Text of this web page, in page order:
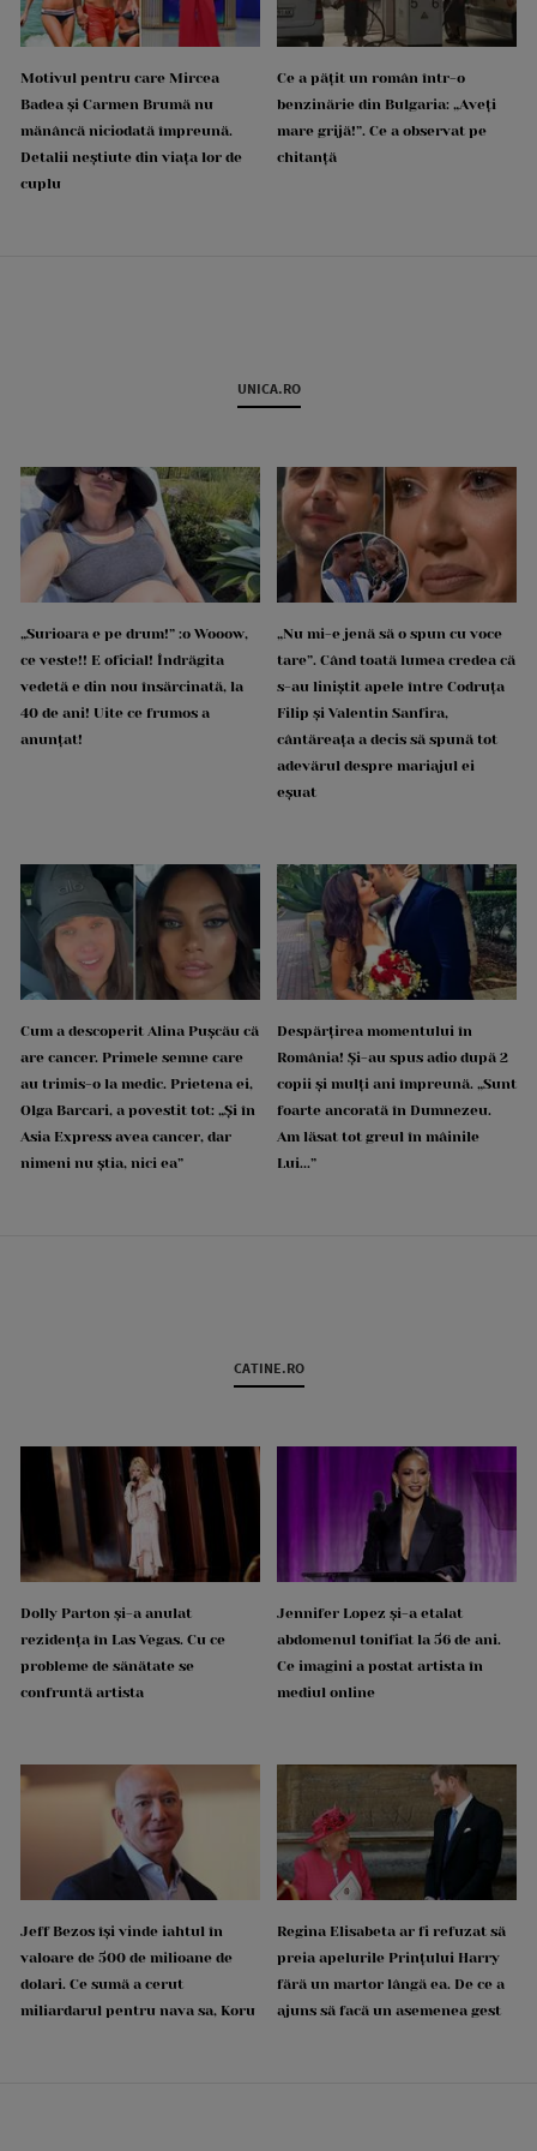
Motivul pentru care Mircea
Badea și Carmen Brumă nu
mănâncă niciodată împreună.
Detalii neștiute din viața lor de
cuplu
Ce a pățit un român într-o
benzinărie din Bulgaria: „Aveți
mare grijă!”. Ce a observat pe
chitanță
UNICA.RO
„Surioara e pe drum!” :o Wooow,
ce veste!! E oficial! Îndrăgita
vedetă e din nou însărcinată, la
40 de ani! Uite ce frumos a
anunțat!
„Nu mi-e jenă să o spun cu voce
tare”. Când toată lumea credea că
s-au liniștit apele între Codruța
Filip și Valentin Sanfira,
cântăreața a decis să spună tot
adevărul despre mariajul ei
eșuat
Cum a descoperit Alina Pușcău că
are cancer. Primele semne care
au trimis-o la medic. Prietena ei,
Olga Barcari, a povestit tot: „Și în
Asia Express avea cancer, dar
nimeni nu știa, nici ea”
Despărțirea momentului în
România! Și-au spus adio după 2
copii și mulți ani împreună. „Sunt
foarte ancorată în Dumnezeu.
Am lăsat tot greul în mâinile
Lui...”
CATINE.RO
Dolly Parton și-a anulat
rezidența în Las Vegas. Cu ce
probleme de sănătate se
confruntă artista
Jennifer Lopez și-a etalat
abdomenul tonifiat la 56 de ani.
Ce imagini a postat artista în
mediul online
Jeff Bezos își vinde iahtul în
valoare de 500 de milioane de
dolari. Ce sumă a cerut
miliardarul pentru nava sa, Koru
Regina Elisabeta ar fi refuzat să
preia apelurile Prințului Harry
fără un martor lângă ea. De ce a
ajuns să facă un asemenea gest